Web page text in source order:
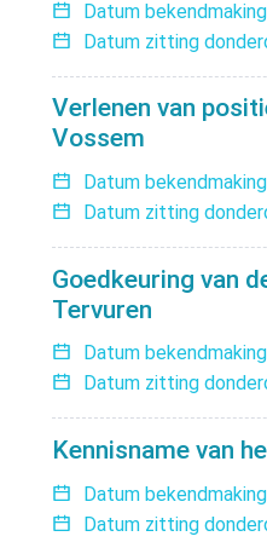
Datum bekendmaking
Datum zitting
Verlenen van
Vossem
Datum bekendmaking
Datum zitting
Goedkeuring van
Tervuren
Datum bekendmaking
Datum zitting
Kennisname van
Datum bekendmaking
Datum zitting